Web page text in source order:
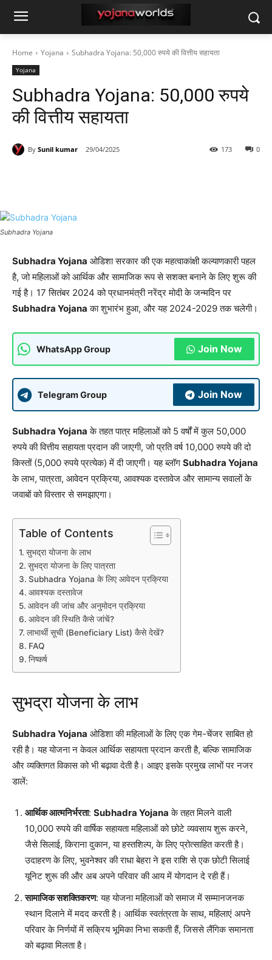
Home Yojana Subhadra Yojana: 50,000 रुपये की वित्तीय सहायता
Yojana
Subhadra Yojana: 50,000 रुपये
की वित्तीय सहायता
By Sunil kumar 29/04/2025 0
173
Subhadra Yojana
Subhadra Yojana ओडिशा सरकार की एक महत्वाकांक्षी कल्याणकारी पहल
है, जो महिलाओं को आर्थिक और सामाजिक रूप से सशक्त बनाने के लिए शुरू की
गई है। 17 सितंबर 2024 को प्रधानमंत्री नरेंद्र मोदी के जन्मदिन पर
Subhadra Yojana का शुभारंभ हुआ, और यह 2024-2029 तक चलेगी।
WhatsApp Group Join Now
Telegram Group Join Now
Subhadra Yojana के तहत पात्र महिलाओं को 5 वर्षों में कुल 50,000
रुपये की वित्तीय सहायता प्रदान की जाएगी, जो प्रति वर्ष 10,000 रुपये की दो
किस्तों (5,000 रुपये प्रत्येक) में दी जाएगी। यह ब्लॉग Subhadra Yojana
के लाभ, पात्रता, आवेदन प्रक्रिया, आवश्यक दस्तावेज और सामान्य सवालों के
जवाबों को विस्तार से समझाएगा।
Table of Contents
सुभद्रा योजना के लाभ
सुभद्रा योजना के लिए पात्रता
Subhadra Yojana के लिए आवेदन प्रक्रिया
आवश्यक दस्तावेज
आवेदन की जांच और अनुमोदन प्रक्रिया
आवेदन की स्थिति कैसे जांचें?
लाभार्थी सूची (Beneficiary List) कैसे देखें?
FAQ
निष्कर्ष
सुभद्रा योजना के लाभ
Subhadra Yojana ओडिशा की महिलाओं के लिए एक गेम-चेंजर साबित हो
रही है। यह योजना न केवल आर्थिक सहायता प्रदान करती है, बल्कि सामाजिक
और व्यक्तिगत विकास को भी बढ़ावा देती है। आइए इसके प्रमुख लाभों पर नजर
डालें:
आर्थिक आत्मनिर्भरता: Subhadra Yojana के तहत मिलने वाली
10,000 रुपये की वार्षिक सहायता महिलाओं को छोटे व्यवसाय शुरू करने,
जैसे सिलाई, किराना दुकान, या हस्तशिल्प, के लिए प्रोत्साहित करती है।
उदाहरण के लिए, भुवनेश्वर की राधा बेहरा ने इस राशि से एक छोटी सिलाई
यूनिट शुरू की और अब अपने परिवार की आय में योगदान दे रही हैं।
सामाजिक सशक्तिकरण: यह योजना महिलाओं को समाज में सम्मानजनक
स्थान दिलाने में मदद करती है। आर्थिक स्वतंत्रता के साथ, महिलाएं अपने
परिवार के निर्णयों में सक्रिय भूमिका निभा सकती हैं, जिससे लैंगिक समानता
को बढ़ावा मिलता है।